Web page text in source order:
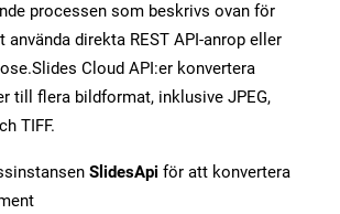
processen som beskrivs ovan för
använda direkta REST API-anrop eller
Cloud API:er konvertera
till flera bildformat, inklusive JPEG,
TIFF.
SlidesApi för att konvertera